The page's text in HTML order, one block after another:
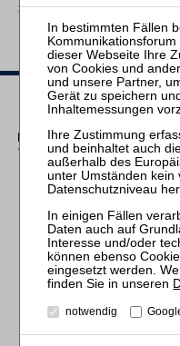
ZWeR 2016, 308
Heftarchiv
2020–2026
2010–2019
2019
2018
2017
2016
Heft 4 (S. 329–460)
Heft 3 (S. 205–328)
Heft 2 (S. 89–204)
Heft 1 (S. 1–88)
2015
2014
2013
2012
notwendig